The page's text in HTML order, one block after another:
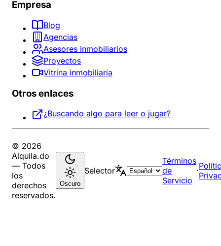
Empresa
Blog
Agencias
Asesores inmobiliarios
Proyectos
Vitrina inmobiliaria
Otros enlaces
¿Buscando algo para leer o jugar?
© 2026
Alquila.do
— Todos
los
derechos
reservados.
Oscuro
Selector
Términos
de
Servicio
·